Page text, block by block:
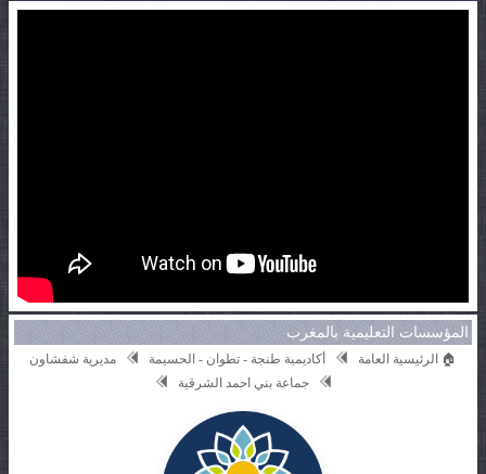
المؤسسات التعليمية بالمغرب
🏠 الرئيسية العامة أكاديمية طنجة - تطوان - الحسيمة
مديرية شفشاون
جماعة بني احمد الشرقية